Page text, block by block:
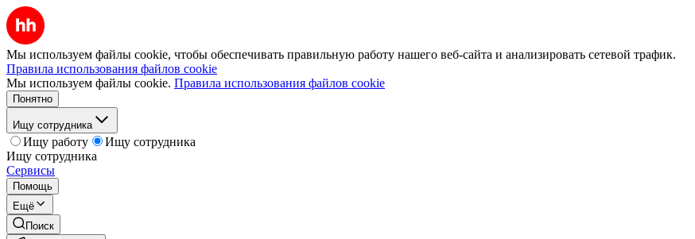
Мы используем файлы cookie, чтобы обеспечивать правильную работу нашего веб-сайта и анализировать сетевой трафик.
Правила использования файлов cookie
Мы используем файлы cookie. Правила использования файлов cookie
Понятно
Ищу сотрудника
Ищу работу
Ищу сотрудника
Ищу сотрудника
Сервисы
Помощь
Ещё
Поиск